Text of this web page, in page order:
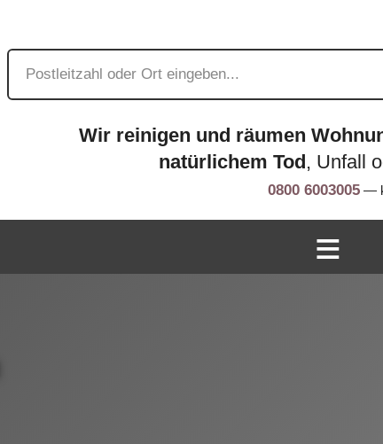
Wir reinigen und räumen
natürlichem Tod, Unfall
0800 6003005 —